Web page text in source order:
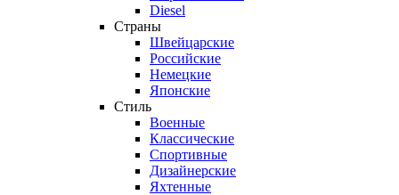
Diesel
Страны
Швейцарские
Российские
Немецкие
Японские
Стиль
Военные
Классические
Спортивные
Дизайнерские
Яхтенные